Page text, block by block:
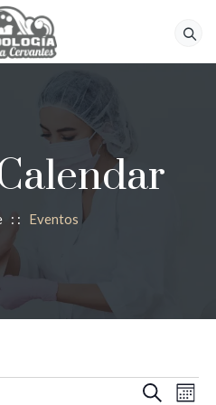
: : Eventos
Buscar
Mes